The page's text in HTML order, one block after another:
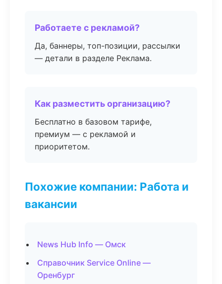
Работаете с рекламой?
Да, баннеры, топ-позиции, рассылки
— детали в разделе Реклама.
Как разместить организацию?
Бесплатно в базовом тарифе,
премиум — с рекламой и
приоритетом.
Похожие компании: Работа и
вакансии
News Hub Info — Омск
Справочник Service Online —
Оренбург